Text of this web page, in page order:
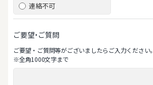
連絡不可
ご要望・ご質問
ご要望‧ご質問等がございましたらご⼊⼒ください。
※全⾓1000⽂字まで